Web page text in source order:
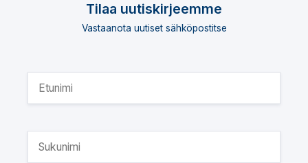
Tilaa uutiskirjeemme
Vastaanota uutiset sähköpostitse